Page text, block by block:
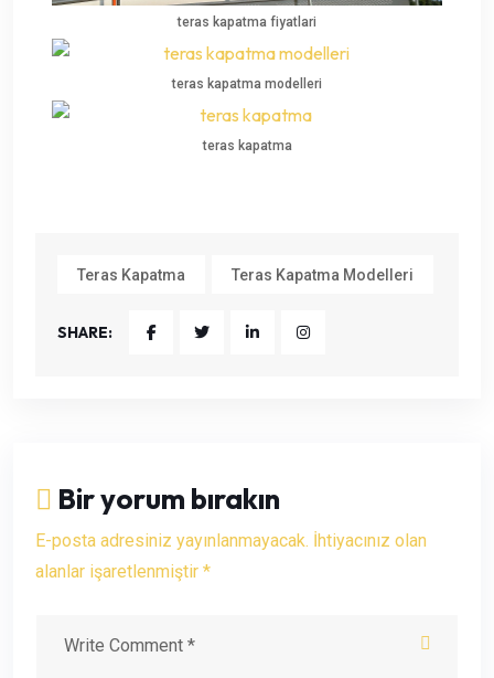
teras kapatma fiyatlari
teras kapatma modelleri
teras kapatma
Teras Kapatma Teras Kapatma Modelleri
SHARE:
Bir yorum bırakın
E-posta adresiniz yayınlanmayacak. İhtiyacınız olan
alanlar işaretlenmiştir *